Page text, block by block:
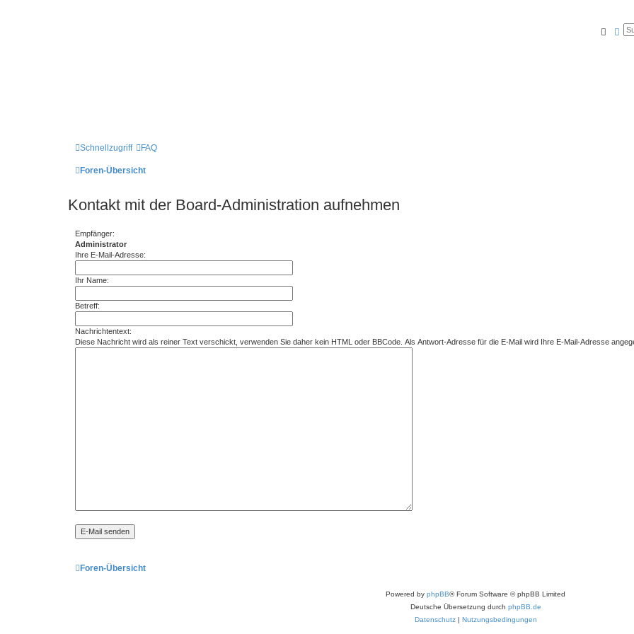
Suche
Schnellzugriff FAQ
Foren-Übersicht
Kontakt mit der Board-Administration aufnehmen
Empfänger:
Administrator
Ihre E-Mail-Adresse:
Ihr Name:
Betreff:
Nachrichtentext:
Diese Nachricht wird als reiner Text verschickt, verwenden Sie daher kein HTML oder BBCode. Als Antwort-Adresse für die E-Mail wird Ihre E-Mail-Adresse
Foren-Übersicht
Powered by phpBB® Forum Software © phpBB Limited
Deutsche Übersetzung durch phpBB.de
Datenschutz| Nutzungsbedingungen